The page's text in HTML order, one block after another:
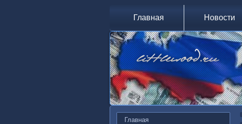
Главная Новости
Главная